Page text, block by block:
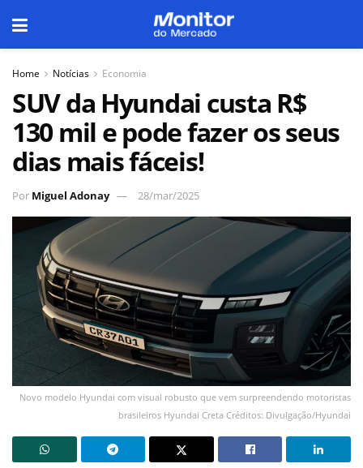
Home Notícias Economia
SUV da Hyundai custa R$
130 mil e pode fazer os seus
dias mais fáceis!
Por Miguel Adonay 28/mar/2025
Novo modelo Hyundai com visual robusto que vem surpreendendo motoristas
brasileiros Hyundai Creta Créditos: Divulgação/Hyundai